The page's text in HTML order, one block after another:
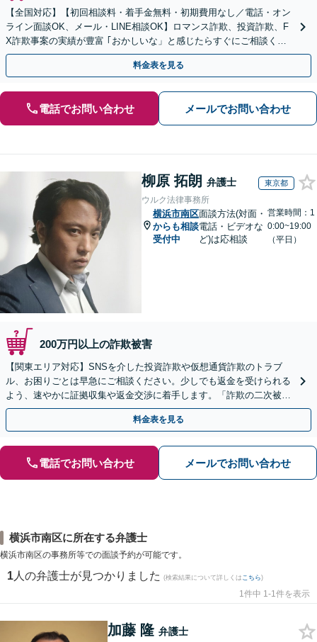
【全国対応】【初回相談料・着手金無料・初期費用なし／電話・オン
ライン面談OK、メール・LINE相談OK】ロマンス詐欺、投資詐欺、F
X詐欺事案の実績が豊富 ｢おかしいな」と感じたらすぐにご相談くだ
さい。
料金表を見る
電話でお問い合わせ メールでお問い合わせ
柳原 拓朗 弁護士 東京都
ウルク法律事務所
横浜市南区
からも相談
受付中
面談方法(対面・
電話・ビデオな
ど)は応相談
営業時間：1
0:00~19:00
（平日）
200万円以上の詐欺被害
【関東エリア対応】SNSを介した投資詐欺や仮想通貨詐欺のトラブ
ル、お困りごとは早急にご相談ください。少しでも返金を受けられる
よう、速やかに証拠収集や返金交渉に着手します。「詐欺の二次被
害」のご相談も対応します【初回相談無料】【Web相談可】
料金表を見る
電話でお問い合わせ メールでお問い合わせ
横浜市南区に所在する弁護士
横浜市南区の事務所等での面談予約が可能です。
1 人の弁護士が見つかりました (検索結果について詳しくは こちら)
1件中 1-1件を表示
加藤 隆 弁護士